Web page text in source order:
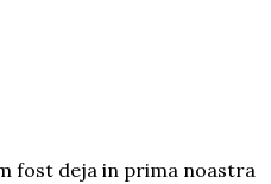
fost deja in prima noastra